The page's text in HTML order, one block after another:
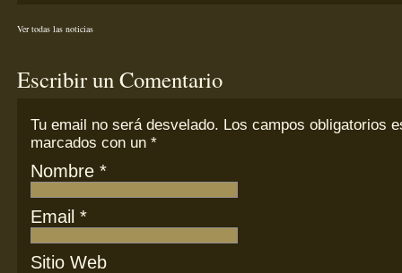
Ver todas las noticias
Escribir un Comentario
Tu email noserá desvelado. Los campos obligatorios
marcados con un *
Nombre *
Email *
Sitio Web